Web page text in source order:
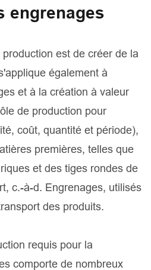
engrenages
est de créer de la
également à
et à la création à valeur
de production pour
coût, quantité et période),
premières, telles que
et des tiges rondes de
c.-à-d. Engrenages, utilisés
des produits.
requis pour la
comporte de nombreux